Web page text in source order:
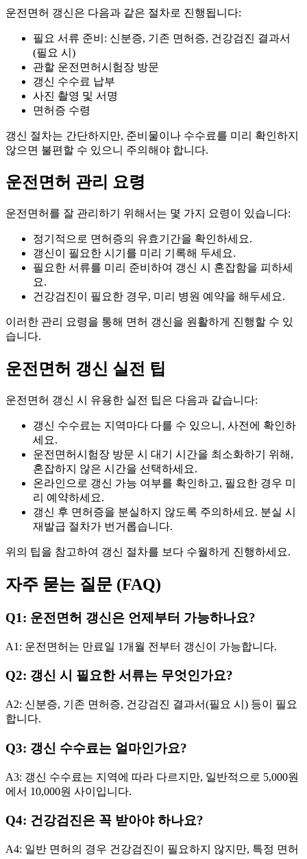
운전면허 갱신은 다음과 같은 절차로 진행됩니다:
필요 서류 준비: 신분증, 기존 면허증, 건강검진 결과서
(필요 시)
관할 운전면허시험장 방문
갱신 수수료 납부
사진 촬영 및 서명
면허증 수령
갱신 절차는 간단하지만, 준비물이나 수수료를 미리 확인하지
않으면 불편할 수 있으니 주의해야 합니다.
운전면허 관리 요령
운전면허를 잘 관리하기 위해서는 몇 가지 요령이 있습니다:
정기적으로 면허증의 유효기간을 확인하세요.
갱신이 필요한 시기를 미리 기록해 두세요.
필요한 서류를 미리 준비하여 갱신 시 혼잡함을 피하세
요.
건강검진이 필요한 경우, 미리 병원 예약을 해두세요.
이러한 관리 요령을 통해 면허 갱신을 원활하게 진행할 수 있
습니다.
운전면허 갱신 실전 팁
운전면허 갱신 시 유용한 실전 팁은 다음과 같습니다:
갱신 수수료는 지역마다 다를 수 있으니, 사전에 확인하
세요.
운전면허시험장 방문 시 대기 시간을 최소화하기 위해,
혼잡하지 않은 시간을 선택하세요.
온라인으로 갱신 가능 여부를 확인하고, 필요한 경우 미
리 예약하세요.
갱신 후 면허증을 분실하지 않도록 주의하세요. 분실 시
재발급 절차가 번거롭습니다.
위의 팁을 참고하여 갱신 절차를 보다 수월하게 진행하세요.
자주 묻는 질문 (FAQ)
Q1: 운전면허 갱신은 언제부터 가능하나요?
A1: 운전면허는 만료일 1개월 전부터 갱신이 가능합니다.
Q2: 갱신 시 필요한 서류는 무엇인가요?
A2: 신분증, 기존 면허증, 건강검진 결과서(필요 시) 등이 필요
합니다.
Q3: 갱신 수수료는 얼마인가요?
A3: 갱신 수수료는 지역에 따라 다르지만, 일반적으로 5,000원
에서 10,000원 사이입니다.
Q4: 건강검진은 꼭 받아야 하나요?
A4: 일반 면허의 경우 건강검진이 필요하지 않지만, 특정 면허